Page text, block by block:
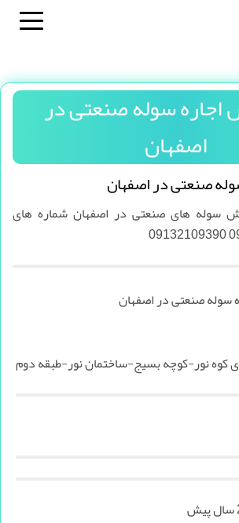
سوله صنعتی در
اصفهان
صنعتی در اصفهان
سوله های صنعتی در اصفهان شماره های
سوله صنعتی در اصفهان
کوه نور-کوچه بسیج-ساختمان نور-طبقه دوم